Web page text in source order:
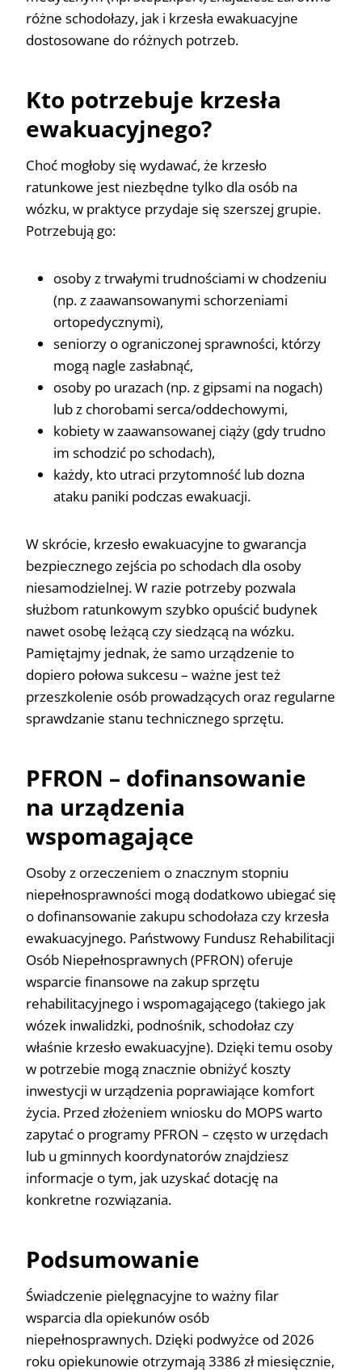
różne schodołazy, jak i krzesła ewakuacyjne
dostosowane do różnych potrzeb.
Kto potrzebuje krzesła
ewakuacyjnego?
Choć mogłoby się wydawać, że krzesło
ratunkowe jest niezbędne tylko dla osób na
wózku, w praktyce przydaje się szerszej grupie.
Potrzebują go:
osoby z trwałymi trudnościami w chodzeniu
(np. z zaawansowanymi schorzeniami
ortopedycznymi),
seniorzy o ograniczonej sprawności, którzy
mogą nagle zasłabnąć,
osoby po urazach (np. z gipsami na nogach)
lub z chorobami serca/oddechowymi,
kobiety w zaawansowanej ciąży (gdy trudno
im schodzić po schodach),
każdy, kto utraci przytomność lub dozna
ataku paniki podczas ewakuacji.
W skrócie, krzesło ewakuacyjne to gwarancja
bezpiecznego zejścia po schodach dla osoby
niesamodzielnej. W razie potrzeby pozwala
służbom ratunkowym szybko opuścić budynek
nawet osobę leżącą czy siedzącą na wózku.
Pamiętajmy jednak, że samo urządzenie to
dopiero połowa sukcesu – ważne jest też
przeszkolenie osób prowadzących oraz regularne
sprawdzanie stanu technicznego sprzętu.
PFRON – dofinansowanie
na urządzenia
wspomagające
Osoby z orzeczeniem o znacznym stopniu
niepełnosprawności mogą dodatkowo ubiegać się
o dofinansowanie zakupu schodołaza czy krzesła
ewakuacyjnego. Państwowy Fundusz Rehabilitacji
Osób Niepełnosprawnych (PFRON) oferuje
wsparcie finansowe na zakup sprzętu
rehabilitacyjnego i wspomagającego (takiego jak
wózek inwalidzki, podnośnik, schodołaz czy
właśnie krzesło ewakuacyjne). Dzięki temu osoby
w potrzebie mogą znacznie obniżyć koszty
inwestycji w urządzenia poprawiające komfort
życia. Przed złożeniem wniosku do MOPS warto
zapytać o programy PFRON – często w urzędach
lub u gminnych koordynatorów znajdziesz
informacje o tym, jak uzyskać dotację na
konkretne rozwiązania.
Podsumowanie
Świadczenie pielęgnacyjne to ważny filar
wsparcia dla opiekunów osób
niepełnosprawnych. Dzięki podwyżce od 2026
roku opiekunowie otrzymają 3386 zł miesięcznie,